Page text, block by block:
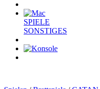
SPIELE
SONSTIGES